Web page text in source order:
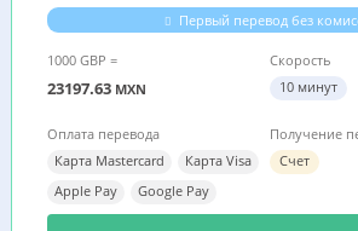
Первый перевод без
1000 GBP =
23197.63 MXN
Скорость
10 минут
Оплата перевода
Карта Mastercard
Карта Visa
Apple Pay
Google Pay
Получение
Счет